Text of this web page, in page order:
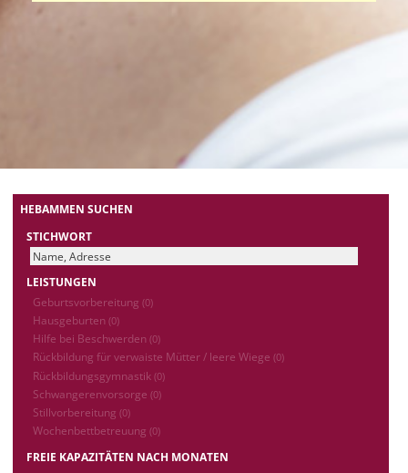
HEBAMMEN SUCHEN
STICHWORT
LEISTUNGEN
Geburtsvorbereitung (0)
Hausgeburten (0)
Hilfe bei Beschwerden (0)
Rückbildung für verwaiste Mütter / leere Wiege (0)
Rückbildungsgymnastik (0)
Schwangerenvorsorge (0)
Stillvorbereitung (0)
Wochenbettbetreuung (0)
FREIE KAPAZITÄTEN NACH MONATEN